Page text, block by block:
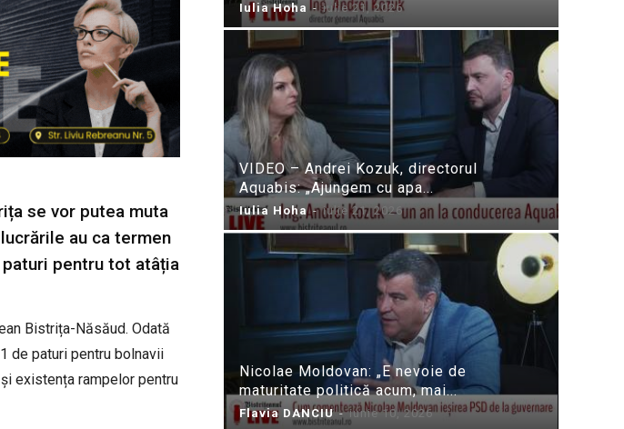
se vor putea muta
au ca termen
pentru tot atâția
Bistrița-Năsăud. Odată
de paturi pentru bolnavii
existența rampelor pentru
Iulia Hoha - iulie 21, 2026
VIDEO – Andrei Kozuk, directorul
Aquabis: „Ajungem cu apa...
Iulia Hoha - iulie 21, 2026
Nicolae Moldovan: „E nevoie de
maturitate politică acum, mai...
Flavia DANCIU - iunie 10, 2026